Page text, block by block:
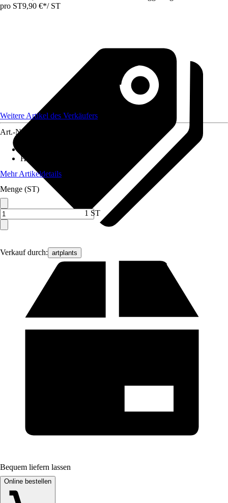
pro ST9,90 €*/ ST
Verkauf durch: artplants
Weitere Artikel des Verkäufers
Art.-Nr.
Höhe
Mehr Artikeldetails
Menge (ST)
1 ST
Bequem liefern lassen
Online bestellen